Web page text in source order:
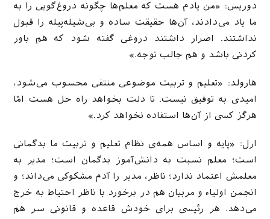
دوریس: «من یادم هست که معلم‌ها چگونه دروغ‌گویی را به
ما یاد می‌دادند، آن‌ها حقیقت ساده و بی‌شیله‌پیله را قبول
نداشتند. اصرار داشتند دروغی گفته شود که هم باور
کردنی باشد و هم جالب توجه.»
هارولد: «تعلیم و تربیت موضوعی منتفی محسوب می‌شود،
امیدی به توفیق نیست. تا دلت بخواهد راه حل هست امّا
هرگز کسی از آن‌ها استفاده نخواهد کرد.»
ارل: «پایه و اساس همه‌ی نظام تعلیم و تربیت ما بدگمانی‌
است؛ معلم نسبت به دانش‌آموز بدگمان است؛ مدیر به
معلمش اعتماد ندارد؛ ناظر، مدیر را آدم مشکوکی می‌داند؛ و
انجمن اولیاء و مربیان هم در برخورد با ناظر احتیاط به خرج
می‌دهد. هر رئیسی برای خودش قاعده و قانونی سر هم